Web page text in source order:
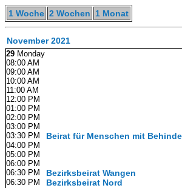
1 Woche 2 Wochen 1 Monat
November 2021
29 Monday
08:00 AM
09:00 AM
10:00 AM
11:00 AM
12:00 PM
01:00 PM
02:00 PM
03:00 PM
03:30 PM
Beirat für Menschen mit
04:00 PM
05:00 PM
06:00 PM
06:30 PM
Bezirksbeirat Wangen
06:30 PM Bezirksbeirat Nord